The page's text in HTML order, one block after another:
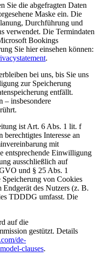
Sie die abgefragten Daten
Maske ein. Die
Durchführung und
verwendet. Die Termindaten
Bookings
Sie hier einsehen können:
.
bei uns, bis Sie uns
zur Speicherung
entfällt.
– insbesondere
ist Art. 6 Abs. 1 lit. f
Interesse an
mit
entsprechende Einwilligung
ausschließlich auf
und § 25 Abs. 1
von Cookies
des Nutzers (z. B.
TDDDG umfasst. Die
auf die
gestützt. Details
de-
clauses.